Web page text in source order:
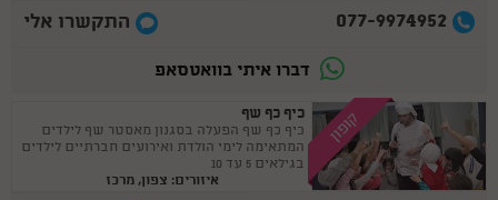
077-9974952 התקשרו אלי
דברו איתי בוואטסאפ
קופון כיף כף שף
כיף כף שף הפעלה בסגנון מאסטר שף לילדים
המתאימה לימי הולדת ואירועים חברתיים לילדים
בגילאים 5 עד 10
איזורים: צפון, מרכז